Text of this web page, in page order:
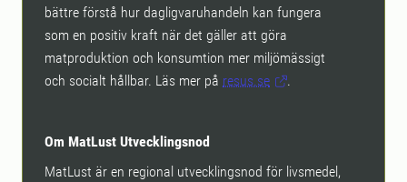
bättre förstå hur dagligvaruhandeln kan fungera
som en positiv kraft när det gäller att göra
matproduktion och konsumtion mer miljömässigt
och socialt hållbar. Läs mer på resus.se .
Om MatLust Utvecklingsnod
MatLust är en regional utvecklingsnod för livsmedel,